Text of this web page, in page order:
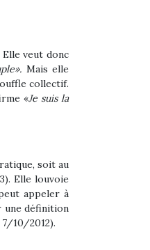
Elle veut donc
Mais elle
collectif.
«Je suis la
soit au
Elle louvoie
appeler à
une définition
7/10/2012).